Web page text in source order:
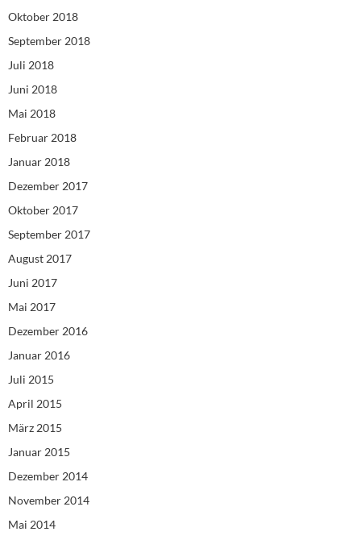
Oktober 2018
September 2018
Juli 2018
Juni 2018
Mai 2018
Februar 2018
Januar 2018
Dezember 2017
Oktober 2017
September 2017
August 2017
Juni 2017
Mai 2017
Dezember 2016
Januar 2016
Juli 2015
April 2015
März 2015
Januar 2015
Dezember 2014
November 2014
Mai 2014